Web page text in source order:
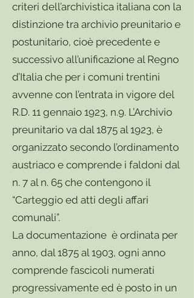
criteri dell’archivistica italiana con la
distinzione tra archivio preunitario e
postunitario, cioè precedente e
successivo all’unificazione al Regno
d’Italia che per i comuni trentini
avvenne con l’entrata in vigore del
R.D. 11 gennaio 1923, n.9. L’Archivio
preunitario va dal 1875 al 1923, è
organizzato secondo l’ordinamento
austriaco e comprende i faldoni dal
n. 7 al n. 65 che contengono il
“Carteggio ed atti degli affari
comunali”.
La documentazione è ordinata per
anno, dal 1875 al 1903, ogni anno
comprende fascicoli numerati
progressivamente ed è posto in un